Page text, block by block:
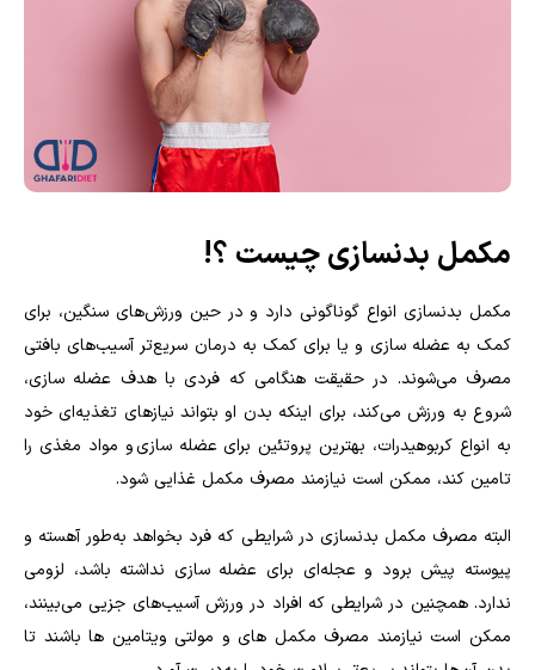
مکمل بدنسازی چیست ؟!
مکمل بدنسازی انواع گوناگونی دارد و در حین ورزش‌های سنگین، برای
کمک به عضله سازی و یا برای کمک به درمان سریع‌تر آسیب‌های بافتی
مصرف می‌شوند. در حقیقت هنگامی که فردی با هدف عضله سازی،
شروع به ورزش می‌کند، برای اینکه بدن او بتواند نیازهای تغذیه‌ای خود
به انواع کربوهیدرات، بهترین پروتئین برای عضله سازی و مواد مغذی را
تامین کند، ممکن است نیازمند مصرف مکمل غذایی شود.
البته مصرف مکمل بدنسازی در شرایطی که فرد بخواهد به‌طور آهسته و
پیوسته پیش برود و عجله‌ای برای عضله سازی نداشته باشد، لزومی
ندارد. همچنین در شرایطی که افراد در ورزش آسیب‌های جزیی می‌بینند،
ممکن است نیازمند مصرف مکمل های و مولتی ویتامین‌ ها باشند تا